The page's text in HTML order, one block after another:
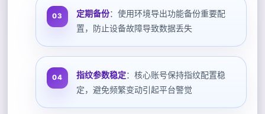
定期备份：使用环境导出功能备份重要配
置，防止设备故障导致数据丢失
指纹参数稳定：核心账号保持指纹配置稳
定，避免频繁变动引起平台警觉